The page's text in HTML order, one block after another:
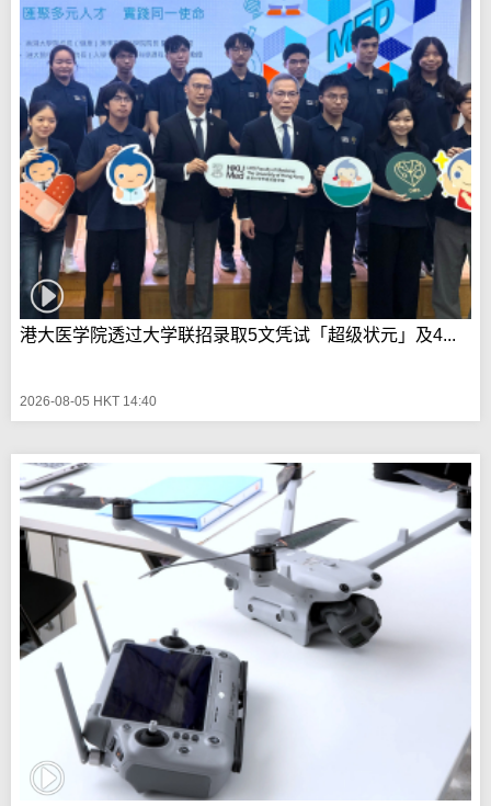
港大医学院透过大学联招录取5文凭试「超级状元」及4...
2026-08-05 HKT 14:40